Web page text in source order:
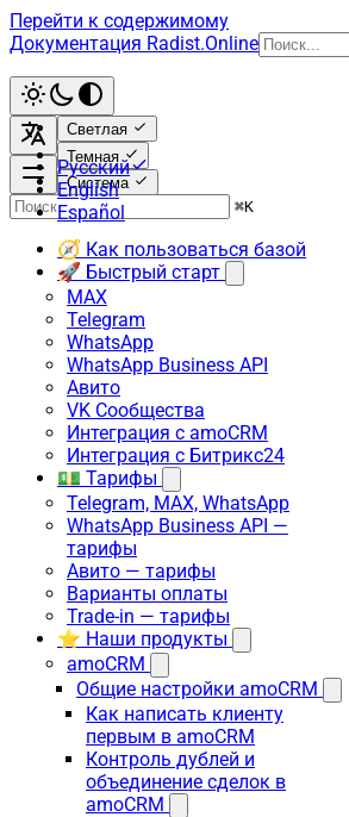
Перейти к содержимому
Документация Radist.Online
Светлая
Темная
Система
Русский
English
Español
⌘K
🧭 Как пользоваться базой
🚀 Быстрый старт
MAX
Telegram
WhatsApp
WhatsApp Business API
Авито
VK Сообщества
Интеграция с amoCRM
Интеграция с Битрикс24
💵 Тарифы
Telegram, MAX, WhatsApp
WhatsApp Business API —
тарифы
Авито — тарифы
Варианты оплаты
Trade-in — тарифы
⭐ Наши продукты
amoCRM
Общие настройки amoCRM
Как написать клиенту
первым в amoCRM
Контроль дублей и
объединение сделок в
amoCRM